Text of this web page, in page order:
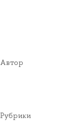
Автор
Рубрики